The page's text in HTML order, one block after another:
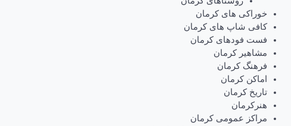
خوراکی های کرمان
کافی شاپ های کرمان
فست فودهای کرمان
مشاهیر کرمان
فرهنگ کرمان
اماکن کرمان
تاریخ کرمان
هنرکرمان
مراکز عمومی کرمان